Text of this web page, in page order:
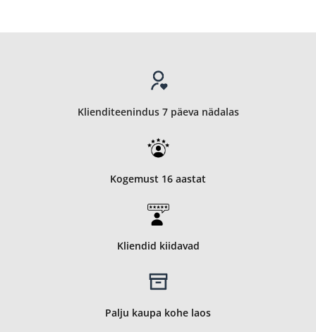
Klienditeenindus 7 päeva nädalas
Kogemust 16 aastat
Kliendid kiidavad
Palju kaupa kohe laos